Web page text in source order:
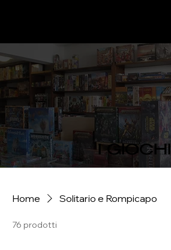
I GIOCHI
Home Solitario e Rompicapo
76 prodotti